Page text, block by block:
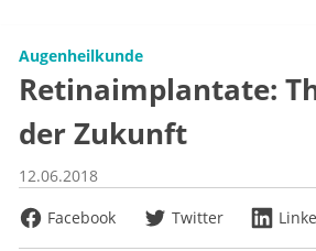
Augenheilkunde
Retinaimplantate:
der Zukunft
12.06.2018
Facebook
Twitter